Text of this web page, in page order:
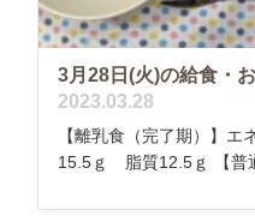
3月28日(火)の給食・
2023.03.28
【離乳食（完了期）】
15.5ｇ 脂質12.5ｇ 【普